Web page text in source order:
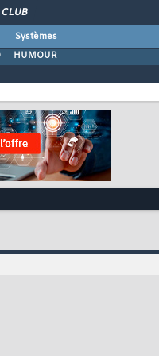
CLUB
Systèmes
HUMOUR